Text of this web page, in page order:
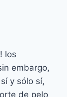
los
embargo,
y sólo sí,
de pelo